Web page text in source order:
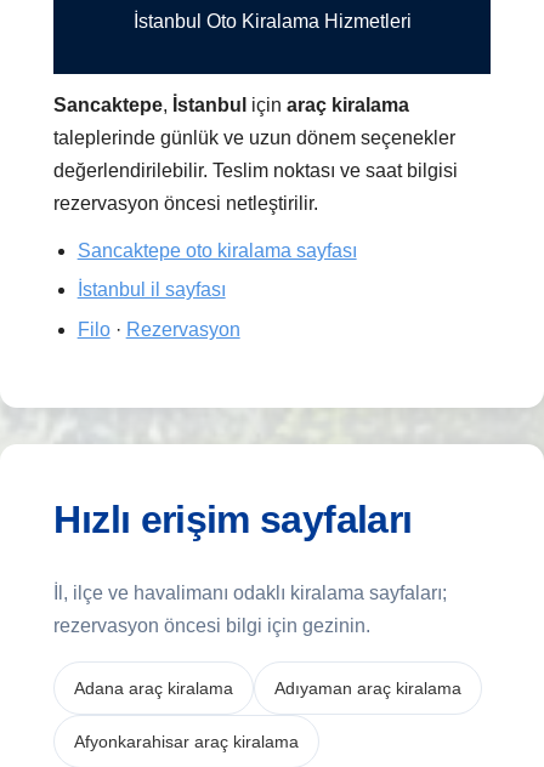
İstanbul Oto Kiralama Hizmetleri
Sancaktepe, İstanbul içinaraç kiralama
taleplerinde günlük ve uzun dönem seçenekler
değerlendirilebilir. Teslim noktası ve saat bilgisi
rezervasyon öncesi netleştirilir.
Sancaktepe oto kiralama sayfası
İstanbul il sayfası
Filo· Rezervasyon
Hızlı erişim sayfaları
İl, ilçe ve havalimanı odaklı kiralama sayfaları;
rezervasyon öncesi bilgi için gezinin.
Adana araç kiralama Adıyaman araç kiralama
Afyonkarahisar araç kiralama